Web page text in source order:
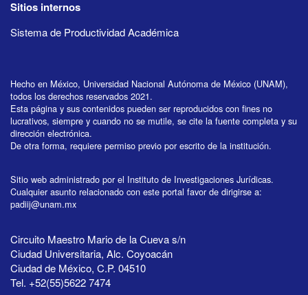
Sitios internos
Sistema de Productividad Académica
Hecho en México, Universidad Nacional Autónoma de México (UNAM),
todos los derechos reservados 2021.
Esta página y sus contenidos pueden ser reproducidos con fines no
lucrativos, siempre y cuando no se mutile, se cite la fuente completa y su
dirección electrónica.
De otra forma, requiere permiso previo por escrito de la institución.
Sitio web administrado por el Instituto de Investigaciones Jurídicas.
Cualquier asunto relacionado con este portal favor de dirigirse a:
padiij@unam.mx
Circuito Maestro Mario de la Cueva s/n
Ciudad Universitaria, Alc. Coyoacán
Ciudad de México, C.P. 04510
Tel. +52(55)5622 7474